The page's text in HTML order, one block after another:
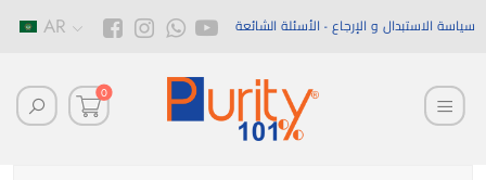
AR سياسة الاستبدال و الإرجاع الأسئلة الشائعة
0